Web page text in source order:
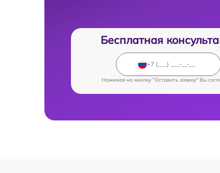
Бесплатная
Нажимая на кнопку "Оставить заявку" Вы